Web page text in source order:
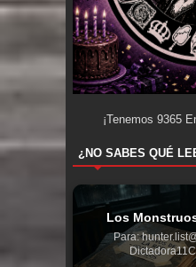
¡Tenemos 9365
¿NO SABES QUÉ
Los
Para: